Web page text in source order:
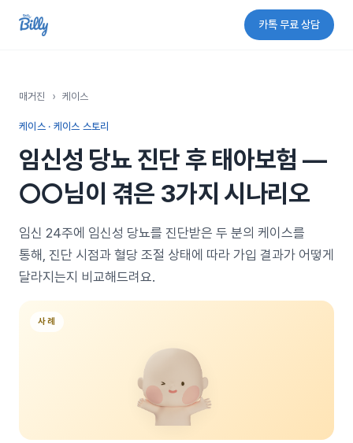
카톡 무료 상담
매거진 › 케이스
케이스 · 케이스 스토리
임신성 당뇨 진단 후 태아보험 —
○○님이 겪은 3가지 시나리오
임신 24주에 임신성 당뇨를 진단받은 두 분의 케이스를
통해, 진단 시점과 혈당 조절 상태에 따라 가입 결과가 어떻게
달라지는지 비교해드려요.
사례